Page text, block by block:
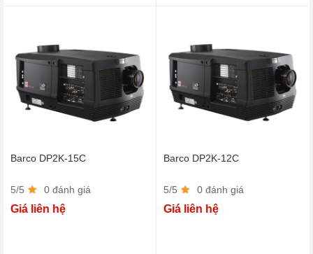
Barco DP2K-15C
5/5 0 đánh giá
Giá liên hệ
Barco DP2K-12C
5/5 0 đánh giá
Giá liên hệ